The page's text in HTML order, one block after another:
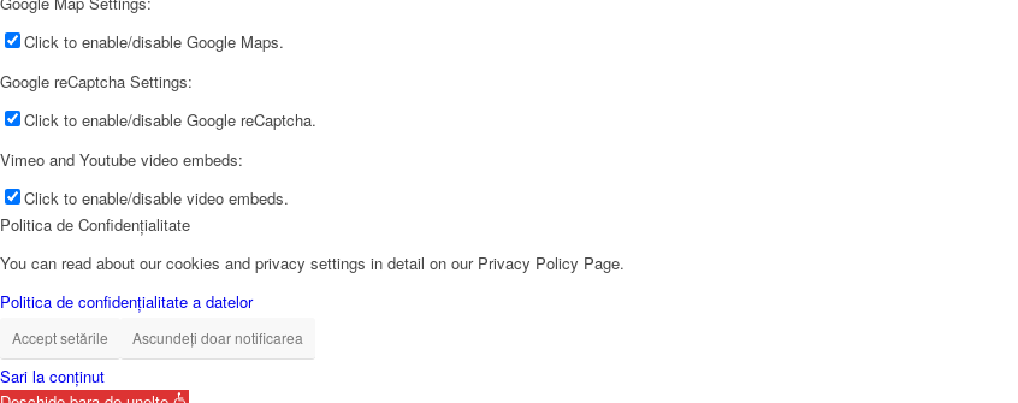
Click to enable/disable Google Maps.
Google reCaptcha Settings:
Click to enable/disable Google reCaptcha.
Vimeo and Youtube video embeds:
Click to enable/disable video embeds.
Politica de Confidențialitate
You can read about our cookies and privacy settings in detail on our Privacy Policy Page.
Politica de confidențialitate a datelor
Accept setările Ascundeți doar notificarea
Sari la conținut